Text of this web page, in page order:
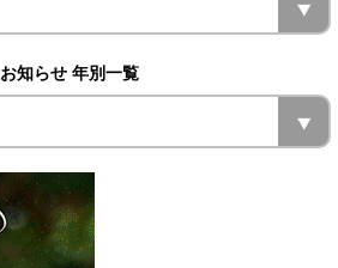
お知らせ 年別一覧